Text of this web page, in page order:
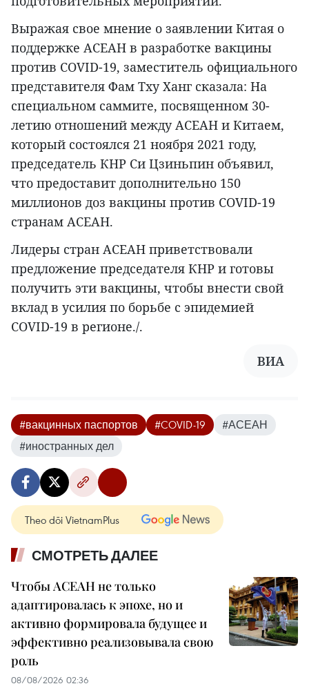
Выражая свое мнение о заявлении Китая о
поддержке АСЕАН в разработке вакцины
против COVID-19, заместитель официального
представителя Фам Тху Ханг сказала: На
специальном саммите, посвященном 30-
летию отношений между АСЕАН и Китаем,
который состоялся 21 ноября 2021 году,
председатель КНР Си Цзиньпин объявил,
что предоставит дополнительно 150
миллионов доз вакцины против COVID-19
странам АСЕАН.
Лидеры стран АСЕАН приветствовали
предложение председателя КНР и готовы
получить эти вакцины, чтобы внести свой
вклад в усилия по борьбе с эпидемией
COVID-19 в регионе./.
ВИА
#вакцинных паспортов #COVID-19
#АСЕАН
#иностранных дел
Theo dõi VietnamPlus
СМОТРЕТЬ ДАЛЕЕ
Чтобы АСЕАН не только
адаптировалась к эпохе, но и
активно формировала будущее и
эффективно реализовывала свою
роль
08/08/2026 02:36